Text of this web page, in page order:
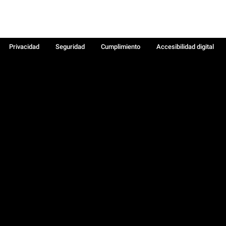
Privacidad Seguridad Cumplimiento
Accesibilidad digital